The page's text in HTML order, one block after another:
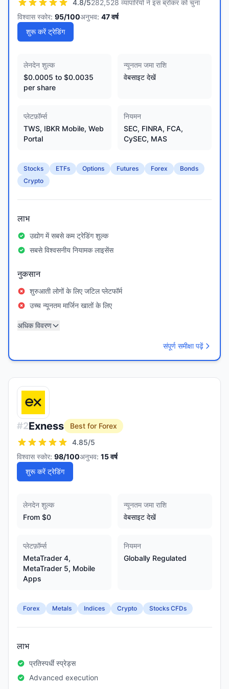
4.8/5282,528 व्यापारियों ने इस ब्रोकर को चुना
विश्वास स्कोर: 95/100अनुभव: 47वर्ष
शुरू करें ट्रेडिंग
लेनदेन शुल्क
$0.0005 to $0.0035
per share
न्यूनतम जमा राशि
वेबसाइट देखें
प्लेटफ़ॉर्म्स
TWS, IBKR Mobile, Web
Portal
नियमन
SEC, FINRA, FCA,
CySEC, MAS
Stocks ETFs Options Futures Forex
Bonds
Crypto
लाभ
उद्योग में सबसे कम ट्रेडिंग शुल्क
सबसे विश्वसनीय नियामक लाइसेंस
नुकसान
शुरुआती लोगों के लिए जटिल प्लेटफॉर्म
उच्च न्यूनतम मार्जिन खातों के लिए
अधिक विवरण
संपूर्ण समीक्षा पढ़ें
#2Exness
Best for Forex
4.85/5
विश्वास स्कोर: 98/100अनुभव: 15वर्ष
शुरू करें ट्रेडिंग
लेनदेन शुल्क
From $0
न्यूनतम जमा राशि
वेबसाइट देखें
प्लेटफ़ॉर्म्स
MetaTrader 4,
MetaTrader 5, Mobile
Apps
नियमन
Globally Regulated
Forex Metals Indices Crypto Stocks CFDs
लाभ
प्रतिस्पर्धी स्प्रेड्स
Advanced execution